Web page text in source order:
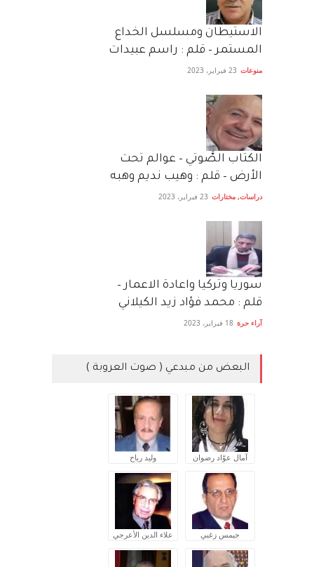
الاستيطان ومسلسل الخداع
المستمر – قلم : راسم عبيدات
منوعات 23 فبراير، 2023
الكتاب الصَّوتي – عوالم تحت
الأرض – قلم : وهيب نديم وهبه
دراسات, مختارات 23 فبراير، 2023
سوريا وتركيا واعادة الاعمار –
قلم : محمد فؤاد زيد الكيلاني
آراء حرة 18 فبراير، 2023
البعض من مبدعي ( صوت العروبة )
آمال عوّاد رضوان وليد رباح
جيمس زغبي علاء الدين الأعرجي